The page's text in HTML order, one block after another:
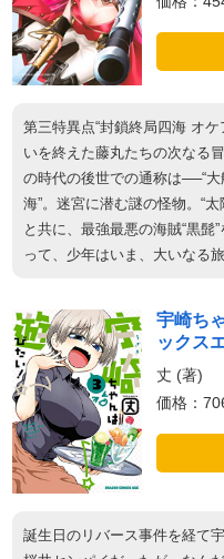
第三特異点“封鎖終局四海 オ
いを終えた藤丸たちの次なる
の時代の後世での通称は──“
海”。迷宮に潜む謎の怪物。“
と共に、最強最悪の海賊“黒
って、少年はいま、大いなる
宇崎ち
ックス
丈 (著)
価格：
誕生日のリバース事件を経て